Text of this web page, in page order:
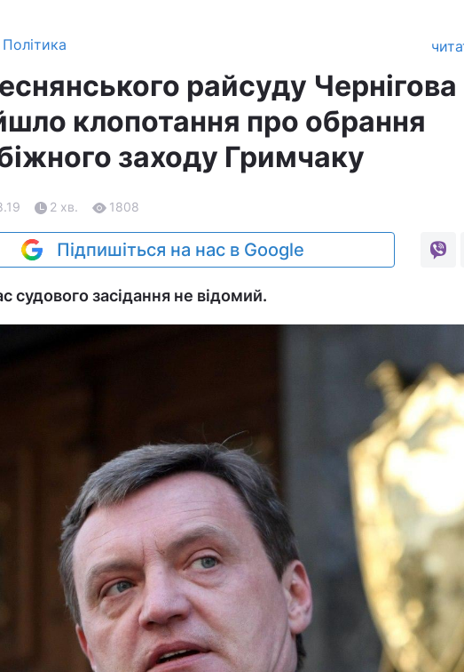
Політика
райсуду Чернігова
клопотання про обрання
заходу Гримчаку
2 хв. 1808
Підпишіться на нас в Google
судового засідання не відомий.